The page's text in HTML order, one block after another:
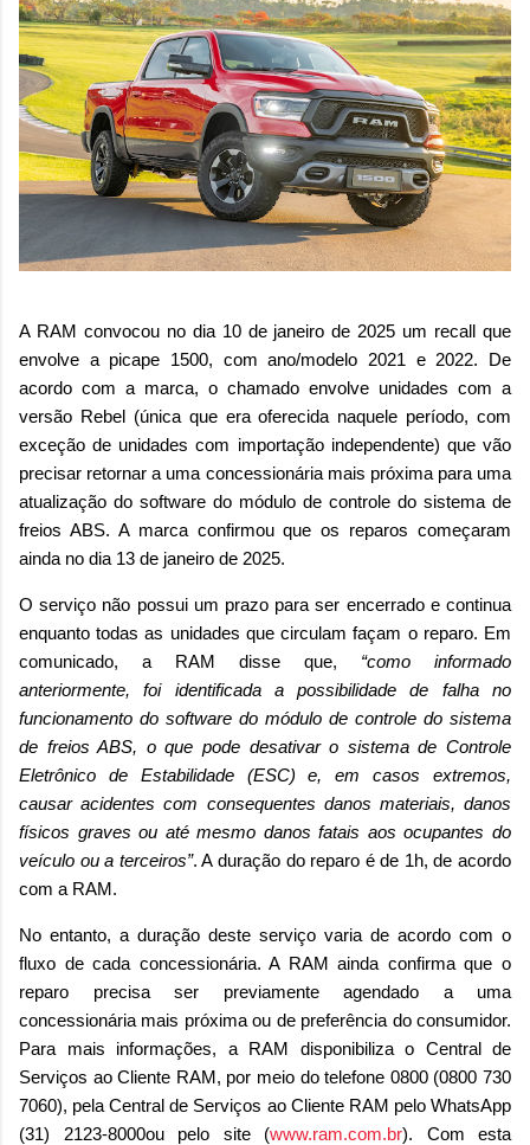
A RAM convocou no dia 10 de janeiro de 2025 um recall que
envolve a picape 1500, com ano/modelo 2021 e 2022. De
acordo com a marca, o chamado envolve unidades com a
versão Rebel (única que era oferecida naquele período, com
exceção de unidades com importação independente) que vão
precisar retornar a uma concessionária mais próxima para uma
atualização do software do módulo de controle do sistema de
freios ABS. A marca confirmou que os reparos começaram
ainda no dia 13 de janeiro de 2025.
O serviço não possui um prazo para ser encerrado e continua
enquanto todas as unidades que circulam façam o reparo. Em
comunicado, a RAM disse que, “como informado
anteriormente, foi identificada a possibilidade de falha no
funcionamento do software do módulo de controle do sistema
de freios ABS, o que pode desativar o sistema de Controle
Eletrônico de Estabilidade (ESC) e, em casos extremos,
causar acidentes com consequentes danos materiais, danos
físicos graves ou até mesmo danos fatais aos ocupantes do
veículo ou a terceiros”. A duração do reparo é de 1h, de acordo
com a RAM.
No entanto, a duração deste serviço varia de acordo com o
fluxo de cada concessionária. A RAM ainda confirma que o
reparo precisa ser previamente agendado a uma
concessionária mais próxima ou de preferência do consumidor.
Para mais informações, a RAM disponibiliza o Central de
Serviços ao Cliente RAM, por meio do telefone 0800 (0800 730
7060), pela Central de Serviços ao Cliente RAM pelo WhatsApp
(31) 2123-8000ou pelo site (www.ram.com.br). Com esta